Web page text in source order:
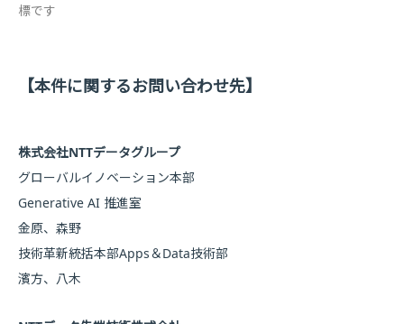
標です
【本件に関するお問い合わせ先】
株式会社NTTデータグループ
グローバルイノベーション本部
Generative AI 推進室
金原、森野
技術革新統括本部Apps＆Data技術部
濱方、八木